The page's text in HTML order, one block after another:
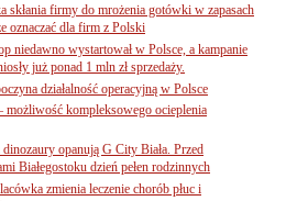
skłania firmy do mrożenia gotówki w zapasach
oznaczać dla firm z Polski
niedawno wystartował w Polsce, a kampanie
już ponad 1 mln zł sprzedaży.
działalność operacyjną w Polsce
możliwość kompleksowego ocieplenia
opanują G City Biała. Przed
Białegostoku dzień pełen rodzinnych
zmienia leczenie chorób płuc i